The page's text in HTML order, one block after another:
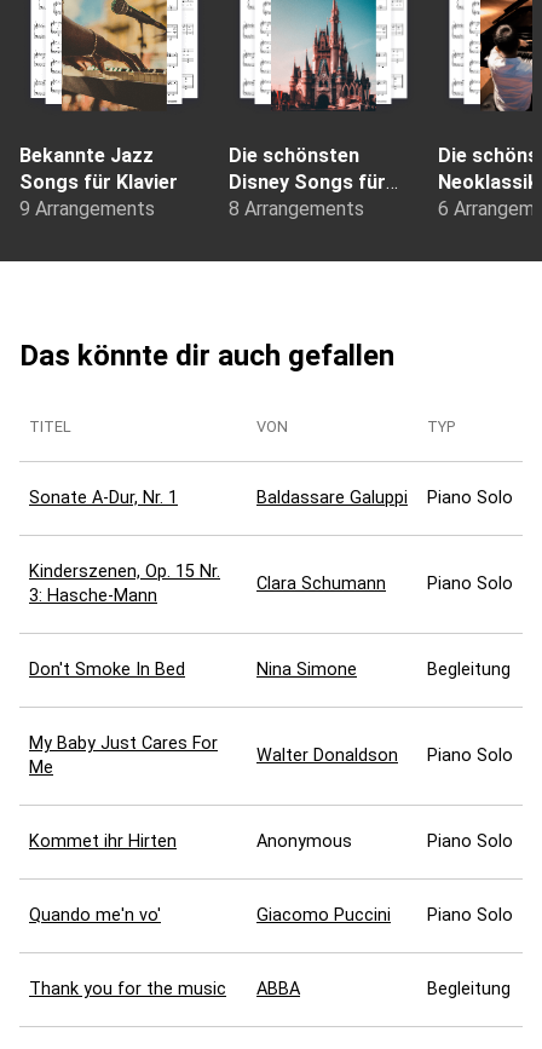
Bekannte Jazz
Songs für Klavier
9 Arrangements
Die schönsten
Disney Songs für
Klavier-Anfänger
8 Arrangements
Die
für Klavier
6
Das könnte dir auch gefallen
TITEL VON TYP
Sonate A-Dur, Nr. 1 Baldassare Galuppi Piano Solo
Kinderszenen, Op. 15 Nr.
3: Hasche-Mann
Clara Schumann Piano Solo
Don't Smoke In Bed Nina Simone Begleitung
My Baby Just Cares For
Me
Walter Donaldson Piano Solo
Kommet ihr Hirten Anonymous Piano Solo
Quando me'n vo' Giacomo Puccini Piano Solo
Thank you for the music ABBA Begleitung